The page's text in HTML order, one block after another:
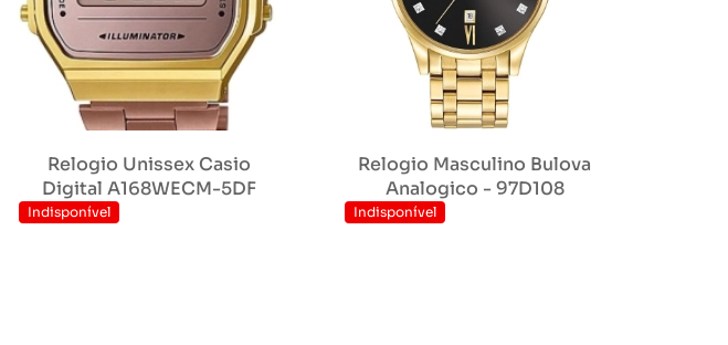
Relogio Unissex Casio
Digital A168WECM-5DF
Indisponível
Relogio Masculino Bulova
Analogico - 97D108
Indisponível